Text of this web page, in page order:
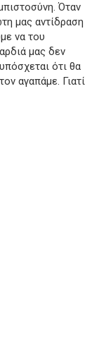
Όταν
μας αντίδραση
να του
μας δεν
ότι θα
αγαπάμε. Γιατί